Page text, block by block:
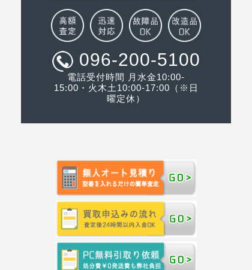
096-200-5100
電話受付時間 月水金10:00-
15:00・火木土10:00-17:00（※日
曜定休）